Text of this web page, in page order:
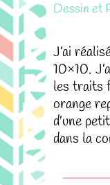
Dessin et
J’ai
10×10.
les traits
orange
d’une
dans la